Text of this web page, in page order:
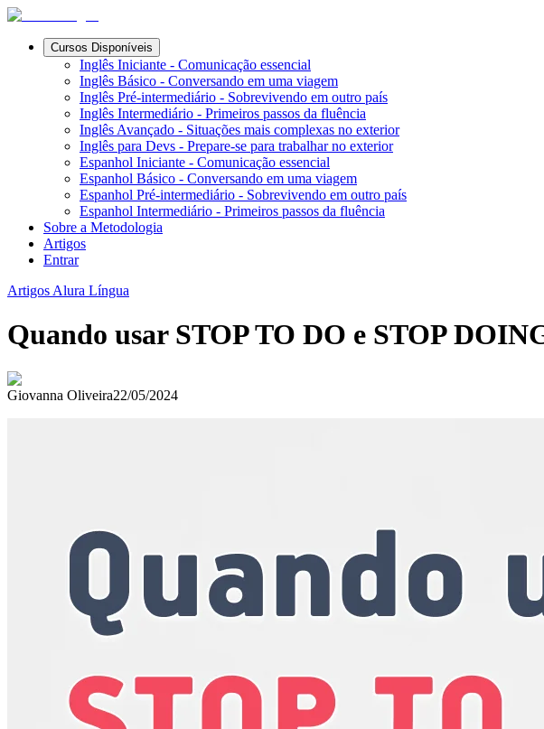
Cursos Disponíveis
Inglês Iniciante - Comunicação essencial
Inglês Básico - Conversando em uma viagem
Inglês Pré-intermediário - Sobrevivendo em outro país
Inglês Intermediário - Primeiros passos da fluência
Inglês Avançado - Situações mais complexas no exterior
Inglês para Devs - Prepare-se para trabalhar no exterior
Espanhol Iniciante - Comunicação essencial
Espanhol Básico - Conversando em uma viagem
Espanhol Pré-intermediário - Sobrevivendo em outro país
Espanhol Intermediário - Primeiros passos da fluência
Sobre a Metodologia
Artigos
Entrar
Artigos Alura Língua
Quando usar STOP TO DO e STOP
Giovanna Oliveira22/05/2024